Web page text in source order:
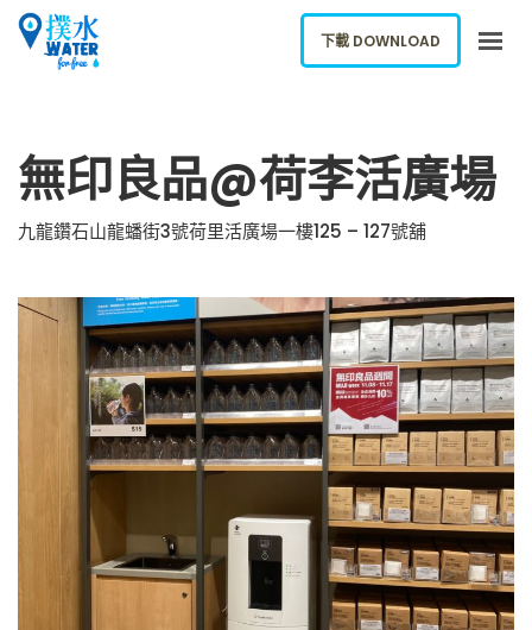
下載應用
網誌
ENGLISH
下載 DOWNLOAD
無印良品@荷李活廣場
九龍鑽石山龍蟠街3號荷里活廣場一樓125 – 127號舖
下載 DOWNLOAD